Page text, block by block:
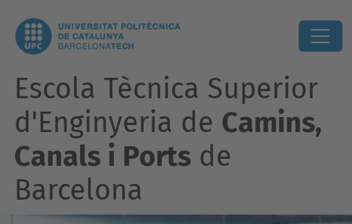
Escola Tècnica Superior
d'Enginyeria de Camins,
Canals i Ports de
Barcelona